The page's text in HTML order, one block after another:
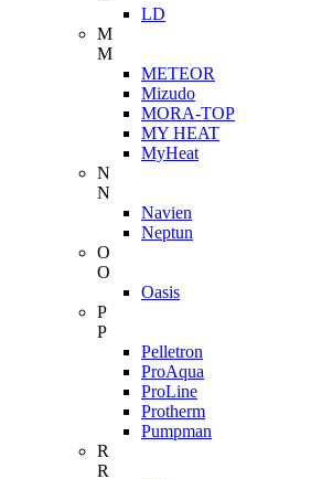
LD
M
M
METEOR
Mizudo
MORA-TOP
MY HEAT
MyHeat
N
N
Navien
Neptun
O
O
Oasis
P
P
Pelletron
ProAqua
ProLine
Protherm
Pumpman
R
R